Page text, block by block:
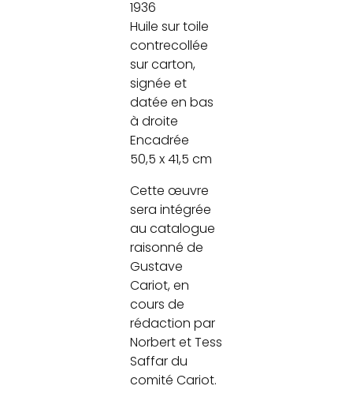
1936
Huile sur toile
contrecollée
sur carton,
signée et
datée en bas
à droite
Encadrée
50,5 x 41,5 cm
Cette œuvre
sera intégrée
au catalogue
raisonné de
Gustave
Cariot, en
cours de
rédaction par
Norbert et Tess
Saffar du
comité Cariot.